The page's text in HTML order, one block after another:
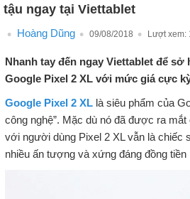
tậu ngay tại Viettablet
Hoàng Dũng 09/08/2018 Lượt xem:
Nhanh tay đến ngay Viettablet để sở
Google Pixel 2 XL với mức giá cực
Google Pixel 2 XL là siêu phẩm của
công nghệ”. Mặc dù nó đã được ra mắt
với người dùng Pixel 2 XL vẫn là chiếc
nhiều ấn tượng và xứng đáng đồng tiền